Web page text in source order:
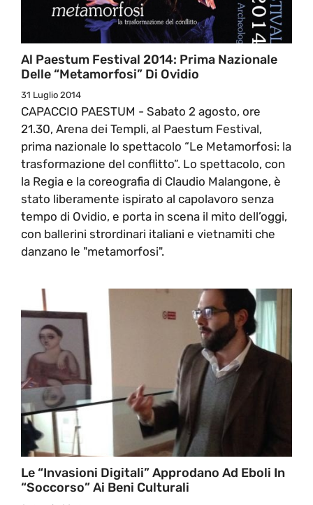
Al Paestum Festival 2014: Prima Nazionale
Delle “Metamorfosi” Di Ovidio
31 Luglio 2014
CAPACCIO PAESTUM - Sabato 2 agosto, ore
21.30, Arena dei Templi, al Paestum Festival,
prima nazionale lo spettacolo “Le Metamorfosi: la
trasformazione del conflitto”. Lo spettacolo, con
la Regia e la coreografia di Claudio Malangone, è
stato liberamente ispirato al capolavoro senza
tempo di Ovidio, e porta in scena il mito dell’oggi,
con ballerini strordinari italiani e vietnamiti che
danzano le "metamorfosi".
Le “Invasioni Digitali” Approdano Ad Eboli In
“soccorso” Ai Beni Culturali